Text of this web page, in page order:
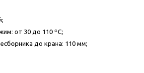
от 30 до 110 ºС;
до крана: 110 мм;